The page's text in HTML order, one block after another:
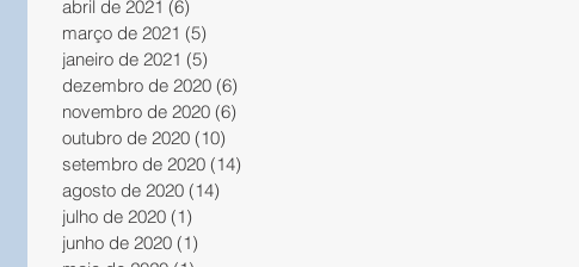
abril de 2021 (6)
março de 2021 (5)
janeiro de 2021 (5)
dezembro de 2020 (6)
novembro de 2020 (6)
outubro de 2020 (10)
setembro de 2020 (14)
agosto de 2020 (14)
julho de 2020 (1)
junho de 2020 (1)